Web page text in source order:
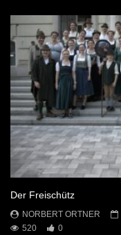
Der Freischütz
NORBERT ORTNER
520
0